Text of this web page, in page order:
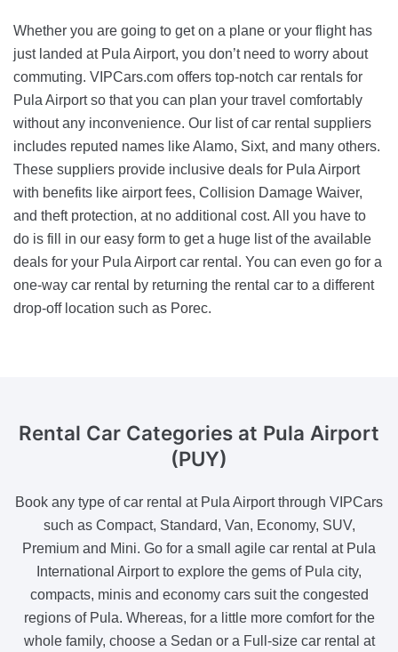
Whether you are going to get on a plane or your flight has
just landed at Pula Airport, you don’t need to worry about
commuting. VIPCars.com offers top-notch car rentals for
Pula Airport so that you can plan your travel comfortably
without any inconvenience. Our list of car rental suppliers
includes reputed names like Alamo, Sixt, and many others.
These suppliers provide inclusive deals for Pula Airport
with benefits like airport fees, Collision Damage Waiver,
and theft protection, at no additional cost. All you have to
do is fill in our easy form to get a huge list of the available
deals for your Pula Airport car rental. You can even go for a
one-way car rental by returning the rental car to a different
drop-off location such as Porec.
Rental Car Categories at Pula Airport
(PUY)
Book any type of car rental at Pula Airport through VIPCars
such as Compact, Standard, Van, Economy, SUV,
Premium and Mini. Go for a small agile car rental at Pula
International Airport to explore the gems of Pula city,
compacts, minis and economy cars suit the congested
regions of Pula. Whereas, for a little more comfort for the
whole family, choose a Sedan or a Full-size car rental at